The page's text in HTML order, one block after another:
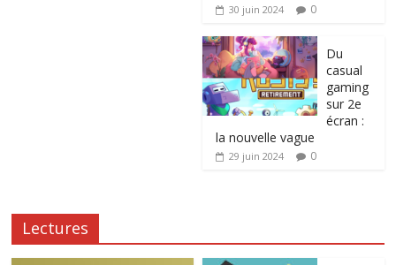
30 juin 2024 0
Du
casual
gaming
sur 2e
écran :
la nouvelle vague
29 juin 2024 0
Lectures